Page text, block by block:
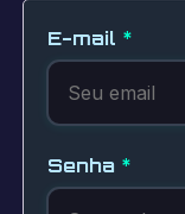
E-mail *
Senha *